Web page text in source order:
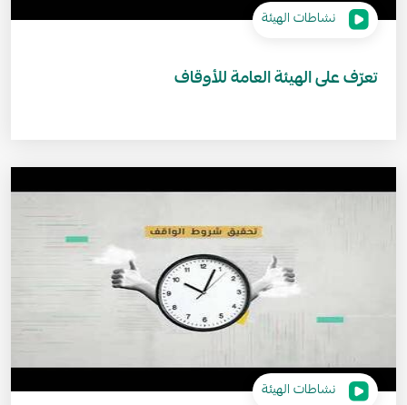
نشاطات الهيئة
تعرّف على الهيئة العامة للأوقاف
نشاطات الهيئة